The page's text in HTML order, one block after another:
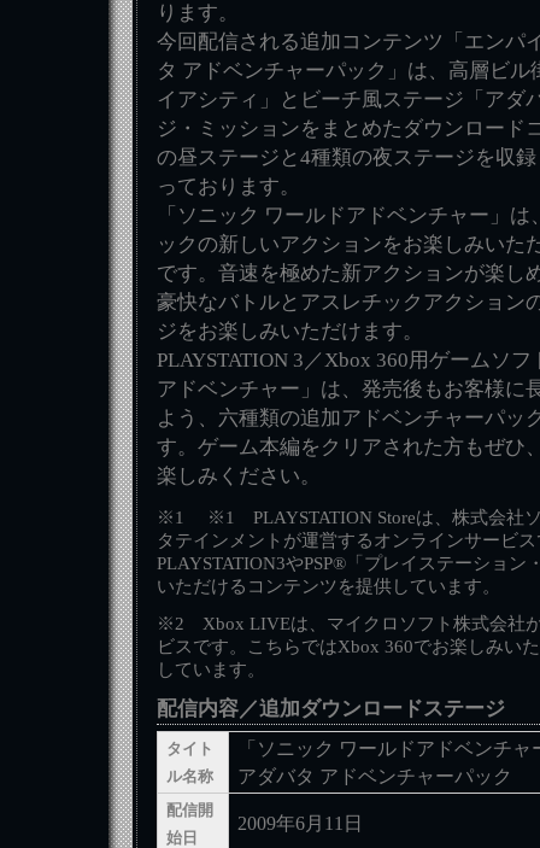
ります。
今回配信される追加コンテンツ「エンパ
タ アドベンチャーパック」は、高層ビル
イアシティ」とビーチ風ステージ「アダ
ジ・ミッションをまとめたダウンロード
の昼ステージと4種類の夜ステージを収
っております。
「ソニック ワールドアドベンチャー」
ックの新しいアクションをお楽しみいた
です。音速を極めた新アクションが楽し
豪快なバトルとアスレチックアクション
ジをお楽しみいただけます。
PLAYSTATION 3／Xbox 360用ゲームソ
アドベンチャー」は、発売後もお客様に
よう、六種類の追加アドベンチャーパッ
す。ゲーム本編をクリアされた方もぜひ
楽しみください。
※1 ※1 PLAYSTATION Storeは、株式会社ソ
タテインメントが運営するオンラインサービ
PLAYSTATION3やPSP®「プレイステーション
いただけるコンテンツを提供しています。
※2 Xbox LIVEは、マイクロソフト株式会社
ビスです。こちらではXbox 360でお楽しみい
しています。
配信内容／追加ダウンロードステージ
タイト
ル名称
「ソニック ワールドアドベンチ
アダバタ アドベンチャーパック
配信開
始日
2009年6月11日